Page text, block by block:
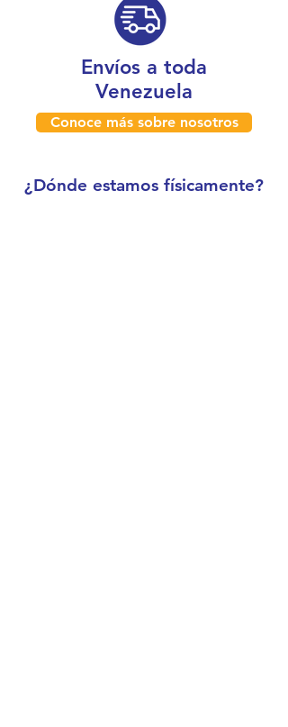
Envíos a toda
Venezuela
Conoce más sobre nosotros
¿Dónde estamos físicamente?